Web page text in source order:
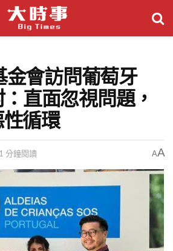
會訪問葡萄牙
直面忽視問題，
循環
分鐘閱讀 AA